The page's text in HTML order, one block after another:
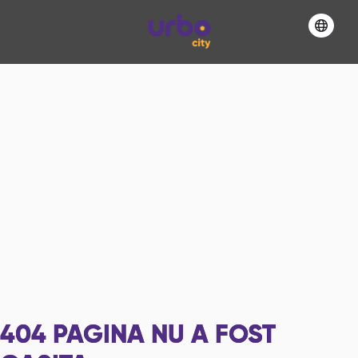
404 PAGINA NU A FOST